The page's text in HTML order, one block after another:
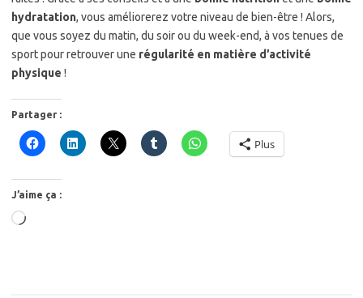
hydratation, vous améliorerez votre niveau de bien-être ! Alors,
que vous soyez du matin, du soir ou du week-end, à vos tenues de
sport pour retrouver une régularité en matière d’activité
physique !
Partager :
Plus
J’aime ça :
Chargement…